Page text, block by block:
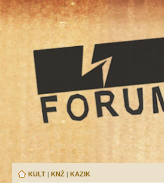
KULT | KNŻ | KAZIK